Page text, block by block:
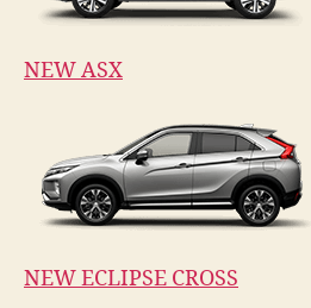
NEW ASX
NEW ECLIPSE CROSS